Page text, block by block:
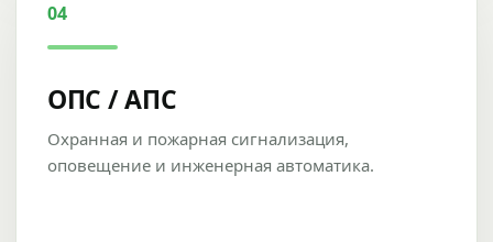
04
ОПС / АПС
Охранная и пожарная сигнализация,
оповещение и инженерная автоматика.